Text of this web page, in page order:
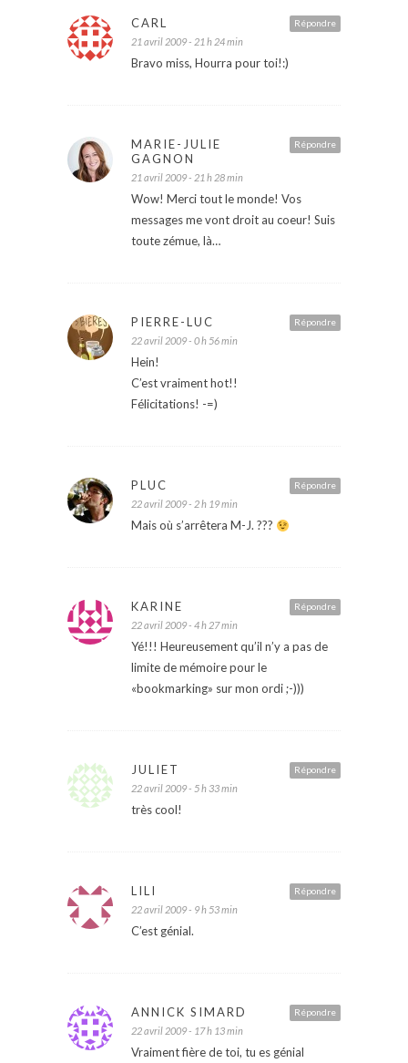
Répondre
CARL
21 avril 2009 - 21 h 24 min
Bravo miss, Hourra pour toi!:)
Répondre
MARIE-JULIE
GAGNON
21 avril 2009 - 21 h 28 min
Wow! Merci tout le monde! Vos
messages me vont droit au coeur! Suis
toute zémue, là…
Répondre
PIERRE-LUC
22 avril 2009 - 0 h 56 min
Hein!
C’est vraiment hot!!
Félicitations! -=)
Répondre
PLUC
22 avril 2009 - 2 h 19 min
Mais où s’arrêtera M-J. ???
Répondre
KARINE
22 avril 2009 - 4 h 27 min
Yé!!! Heureusement qu’il n’y a pas de
limite de mémoire pour le
«bookmarking» sur mon ordi ;-)))
Répondre
JULIET
22 avril 2009 - 5 h 33 min
très cool!
Répondre
LILI
22 avril 2009 - 9 h 53 min
C’est génial.
Répondre
ANNICK SIMARD
22 avril 2009 - 17 h 13 min
Vraiment fière de toi, tu es génial